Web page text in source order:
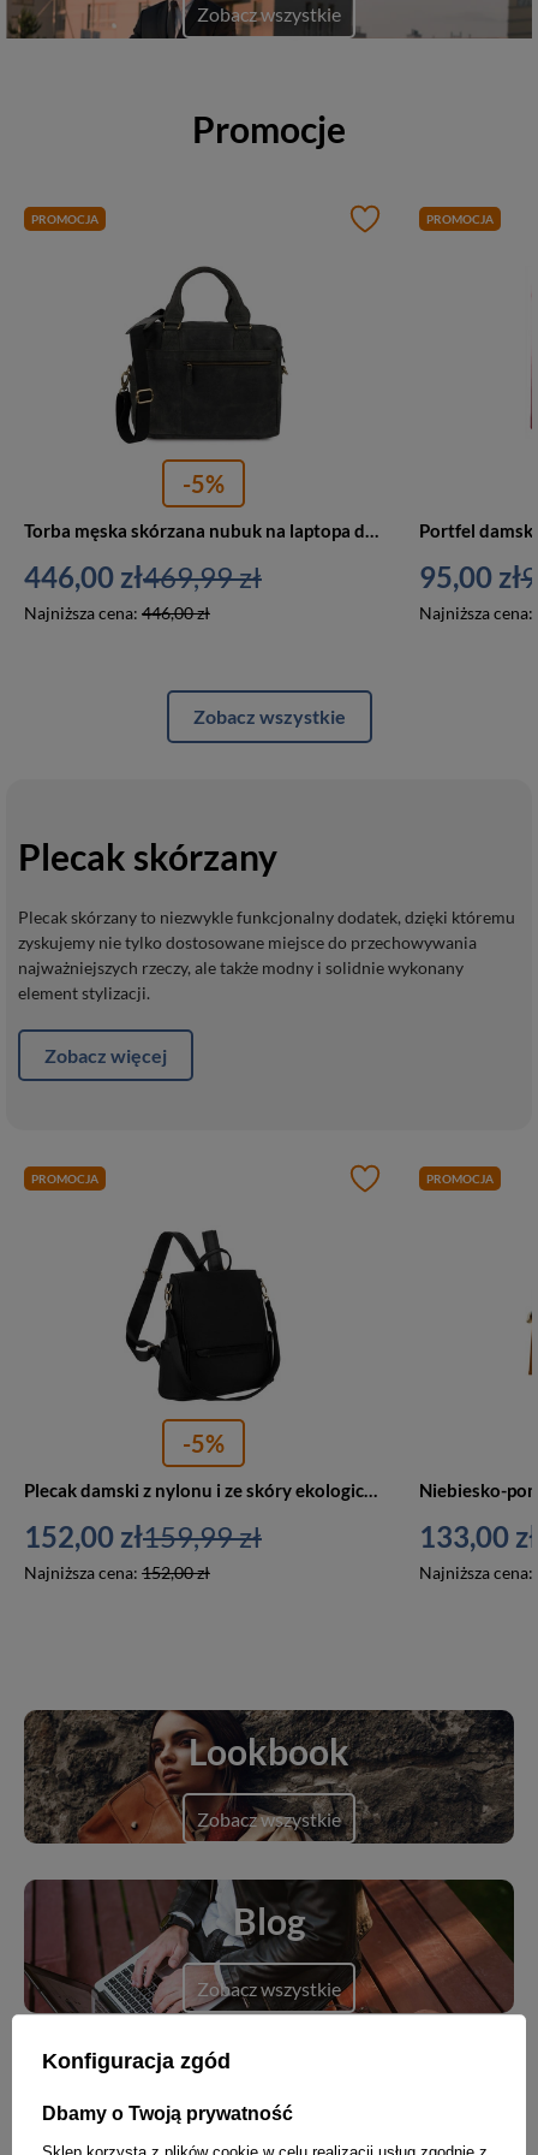
Zobacz wszystkie
Promocje
PROMOCJA
-5%
Torba męska skórzana nubuk na laptopa dokumenty Beltimore M88 czarna
446,00 zł
Najniższa cena: 446,00 zł
469,99 zł
PROMOCJA
95,00 zł
Najniższa cena:
Zobacz wszystkie
PROMOCJA
-5%
Plecak damski z nylonu i ze skóry ekologicznej Peterson JN-12 duży czarny
152,00 zł
Najniższa cena: 152,00 zł
159,99 zł
PROMOCJA
133,00 zł
Najniższa cena:
Plecak skórzany
Plecak skórzany to niezwykle funkcjonalny dodatek, dzięki któremu
zyskujemy nie tylko dostosowane miejsce do przechowywania
najważniejszych rzeczy, ale także modny i solidnie wykonany
element stylizacji.
Zobacz więcej
Lookbook
Zobacz wszystkie
Blog
Zobacz wszystkie
Nowości
Konfiguracja zgód
Dbamy o Twoją prywatność